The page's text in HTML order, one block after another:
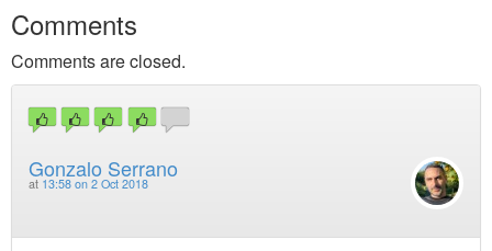
Comments
Comments are closed.
Gonzalo Serrano
at 13:58 on 2 Oct 2018